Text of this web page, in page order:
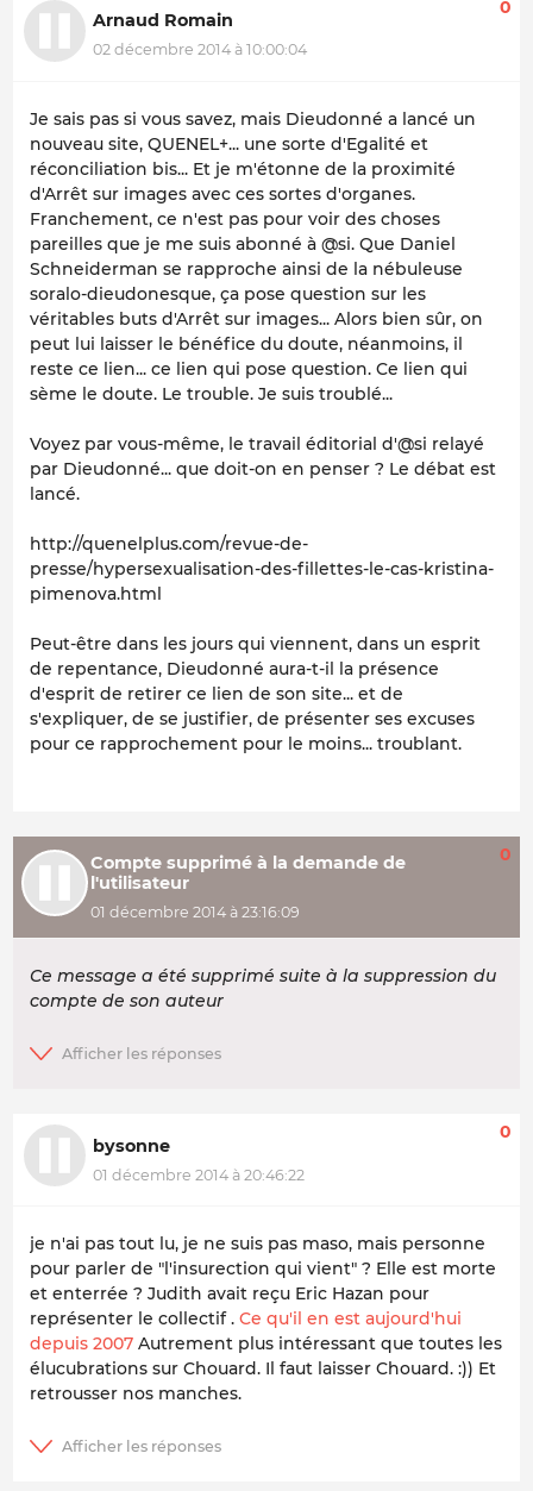
Arnaud Romain
02 décembre 2014 à 10:00:04
0
Je sais pas si vous savez, mais Dieudonné a lancé un
nouveau site, QUENEL+... une sorte d'Egalité et
réconciliation bis... Et je m'étonne de la proximité
d'Arrêt sur images avec ces sortes d'organes.
Franchement, ce n'est pas pour voir des choses
pareilles que je me suis abonné à @si. Que Daniel
Schneiderman se rapproche ainsi de la nébuleuse
soralo-dieudonesque, ça pose question sur les
véritables buts d'Arrêt sur images... Alors bien sûr, on
peut lui laisser le bénéfice du doute, néanmoins, il
reste ce lien... ce lien qui pose question. Ce lien qui
sème le doute. Le trouble. Je suis troublé...
Voyez par vous-même, le travail éditorial d'@si relayé
par Dieudonné... que doit-on en penser ? Le débat est
lancé.
http://quenelplus.com/revue-de-
presse/hypersexualisation-des-fillettes-le-cas-kristina-
pimenova.html
Peut-être dans les jours qui viennent, dans un esprit
de repentance, Dieudonné aura-t-il la présence
d'esprit de retirer ce lien de son site... et de
s'expliquer, de se justifier, de présenter ses excuses
pour ce rapprochement pour le moins... troublant.
Compte supprimé à la demande de
l'utilisateur
01 décembre 2014 à 23:16:09
0
Ce message a été supprimé suite à la suppression du
compte de son auteur
bysonne
01 décembre 2014 à 20:46:22
0
je n'ai pas tout lu, je ne suis pas maso, mais personne
pour parler de "l'insurection qui vient" ? Elle est morte
et enterrée ? Judith avait reçu Eric Hazan pour
représenter le collectif . Ce qu'il en est aujourd'hui
depuis 2007 Autrement plus intéressant que toutes les
élucubrations sur Chouard. Il faut laisser Chouard. :)) Et
retrousser nos manches.